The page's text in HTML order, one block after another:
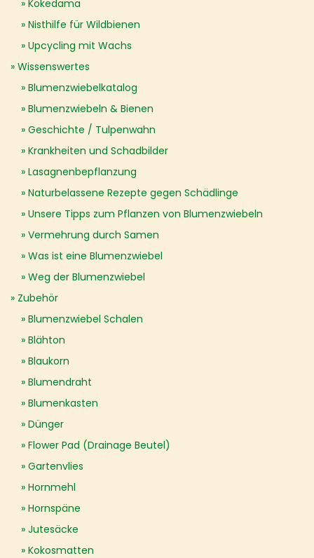
Kokedama
Nisthilfe für Wildbienen
Upcycling mit Wachs
Wissenswertes
Blumenzwiebelkatalog
Blumenzwiebeln & Bienen
Geschichte / Tulpenwahn
Krankheiten und Schadbilder
Lasagnenbepflanzung
Naturbelassene Rezepte gegen Schädlinge
Unsere Tipps zum Pflanzen von Blumenzwiebeln
Vermehrung durch Samen
Was ist eine Blumenzwiebel
Weg der Blumenzwiebel
Zubehör
Blumenzwiebel Schalen
Blähton
Blaukorn
Blumendraht
Blumenkasten
Dünger
Flower Pad (Drainage Beutel)
Gartenvlies
Hornmehl
Hornspäne
Jutesäcke
Kokosmatten